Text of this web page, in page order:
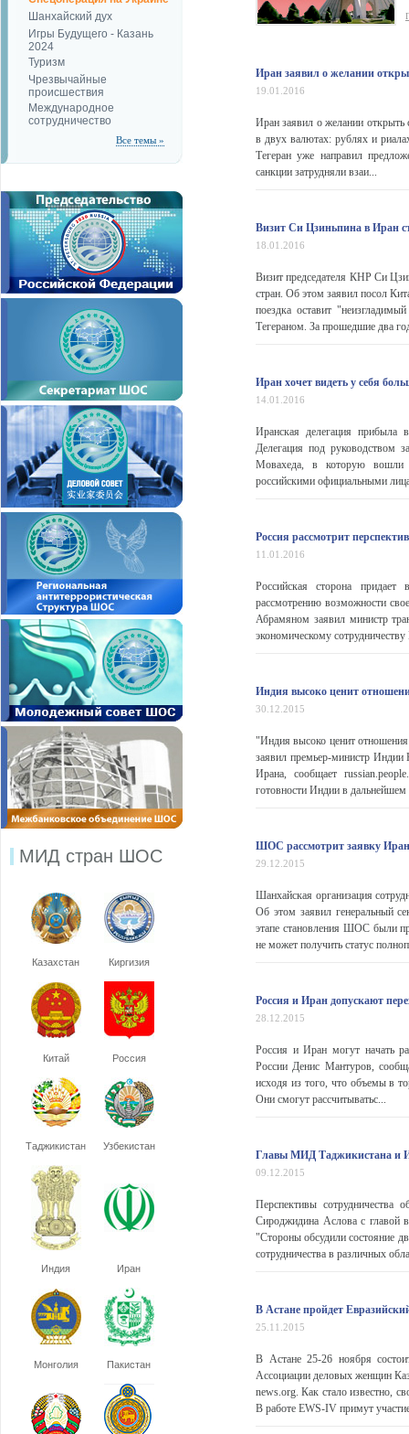
Шанхайский дух
Игры Будущего - Казань
2024
Туризм
Чрезвычайные
происшествия
Международное
сотрудничество
Все темы »
МИД стран ШОС
Казахстан Киргизия
Китай Россия
Таджикистан Узбекистан
Индия Иран
Монголия Пакистан
Иран заявил о желании
19.01.2016
Иран заявил о желании
в двух валютах: рублях и
Тегеран уже направил
санкции затрудняли взаи...
Визит Си Цзиньпина в Иран
18.01.2016
Визит председателя КНР Си
стран. Об этом заявил посол
поездка оставит
Тегераном. За прошедшие два
Иран хочет видеть у себя
14.01.2016
Иранская делегация прибыла
Делегация под руководством
Мовахеда, в которую вошли
российскими официальными
Россия рассмотрит
11.01.2016
Российская сторона
рассмотрению возможности
Абрамяном заявил министр
экономическому
Индия высоко ценит
30.12.2015
"Индия высоко ценит
заявил премьер-министр
Ирана, сообщает
готовности Индии в дальнейшем
ШОС рассмотрит заявку
29.12.2015
Шанхайская организация
Об этом заявил генеральный
этапе становления ШОС были
не может получить статус
Россия и Иран допускают
28.12.2015
Россия и Иран могут начать
России Денис Мантуров,
исходя из того, что объемы в
Они смогут рассчитыватьс...
Главы МИД Таджикистана и
09.12.2015
Перспективы сотрудничества
Сироджидина Аслова с главой
"Стороны обсудили состояние
сотрудничества в различных
В Астане пройдет
25.11.2015
В Астане 25-26 ноября
Ассоциации деловых женщин
news.org. Как стало известно,
В работе EWS-IV примут